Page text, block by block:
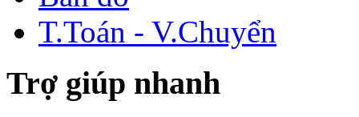
T.Toán - V.Chuyển
Trợ giúp nhanh